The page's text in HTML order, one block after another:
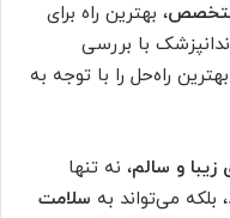
متخصص، بهترین راه برای
با بررسی
راه‌حل را با توجه به
زیبا و سالم، نه تنها
می‌تواند به سلامت